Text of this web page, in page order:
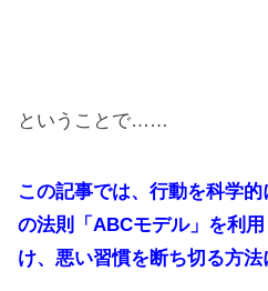
ということで……
この記事では、行動を科学
の法則「ABCモデル」を利
け、悪い習慣を断ち切る方法